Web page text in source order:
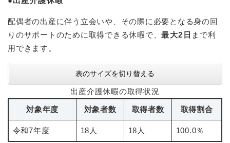
配偶者の出産に伴う立会いや、その際に必要となる身の回
りのサポートのために取得できる休暇で、最大2日 まで利
用できます。​
表のサイズを切り替える
出産介護休暇の取得状況
対象年度 対象者数 取得者数 取得割合
令和7年度 18人 18人 100.0％